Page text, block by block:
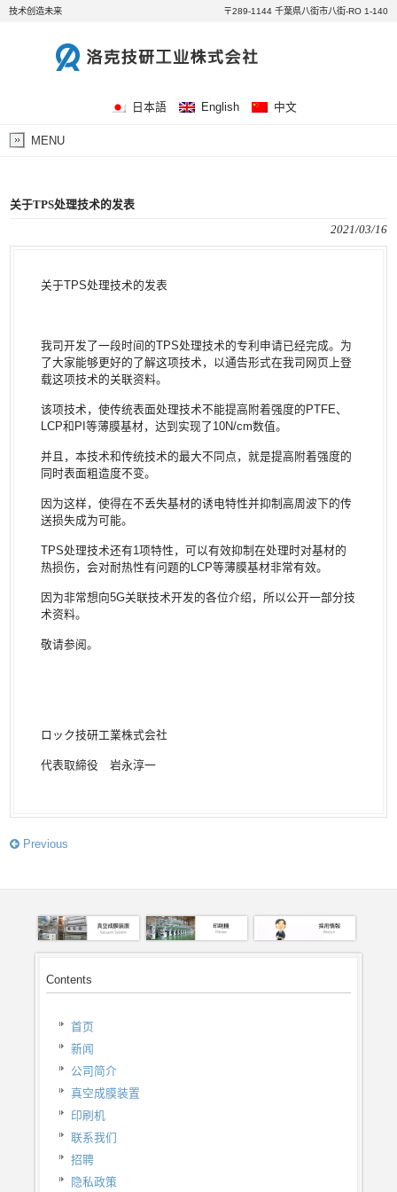
技术创造未来 〒289-1144 千葉県八街市八街-RO 1-140
日本語 English 中文
MENU
关于TPS处理技术的发表
2021/03/16
关于TPS处理技术的发表
我司开发了一段时间的TPS处理技术的专利申请已经完成。为
了大家能够更好的了解这项技术，以通告形式在我司网页上登
载这项技术的关联资料。
该项技术，使传统表面处理技术不能提高附着强度的PTFE、
LCP和PI等薄膜基材，达到实现了10N/cm数值。
并且，本技术和传统技术的最大不同点，就是提高附着强度的
同时表面粗造度不变。
因为这样，使得在不丢失基材的诱电特性并抑制高周波下的传
送损失成为可能。
TPS处理技术还有1项特性，可以有效抑制在处理时对基材的
热损伤，会对耐热性有问题的LCP等薄膜基材非常有效。
因为非常想向5G关联技术开发的各位介绍，所以公开一部分技
术资料。
敬请参阅。
ロック技研工業株式会社
代表取締役 岩永淳一
Previous
Contents
首页
新闻
公司简介
真空成膜装置
印刷机
联系我们
招聘
隐私政策